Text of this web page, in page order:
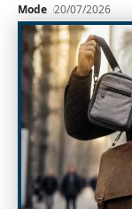
Mode 20/07/2026